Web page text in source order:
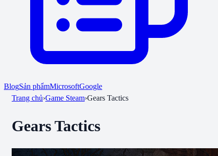
BlogSản phẩmMicrosoftGoogle
Trang chủ›Game Steam›Gears Tactics
Gears Tactics